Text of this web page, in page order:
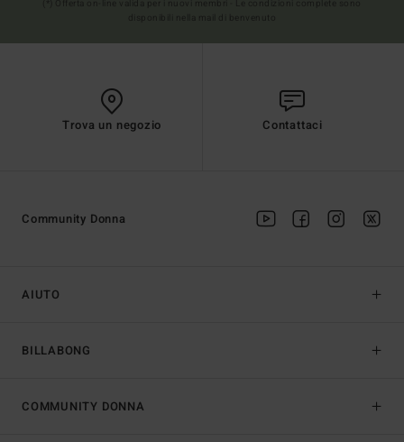
Trova un negozio Contattaci
AIUTO
BILLABONG
Community Donna
COMMUNITY DONNA